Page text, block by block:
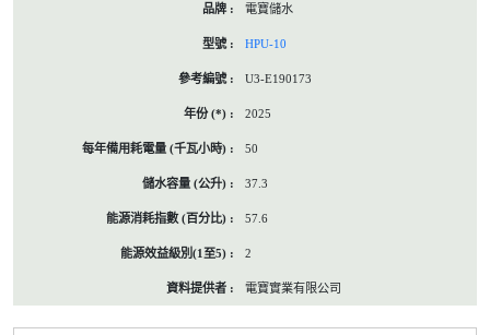
電寶儲水
HPU-10
U3-E190173
2025
50
37.3
57.6
2
電寶實業有限公司